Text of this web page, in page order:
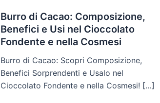
Burro di Cacao: Composizione,
Benefici e Usi nel Cioccolato
Fondente e nella Cosmesi
Burro di Cacao: Scopri Composizione,
Benefici Sorprendenti e Usalo nel
Cioccolato Fondente e nella Cosmesi! […]